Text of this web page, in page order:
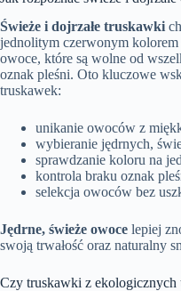
Świeże i dojrzałe truskawki
jednolitym czerwonym
owoce, które są wolne od
oznak pleśni. Oto kluczowe
truskawek:
unikanie owoców z
wybieranie jędrnych,
sprawdzanie koloru na
kontrola braku oznak
selekcja owoców bez
Jędrne, świeże owoce lepiej
swoją trwałość oraz naturalny
Czy truskawki z ekologicznych